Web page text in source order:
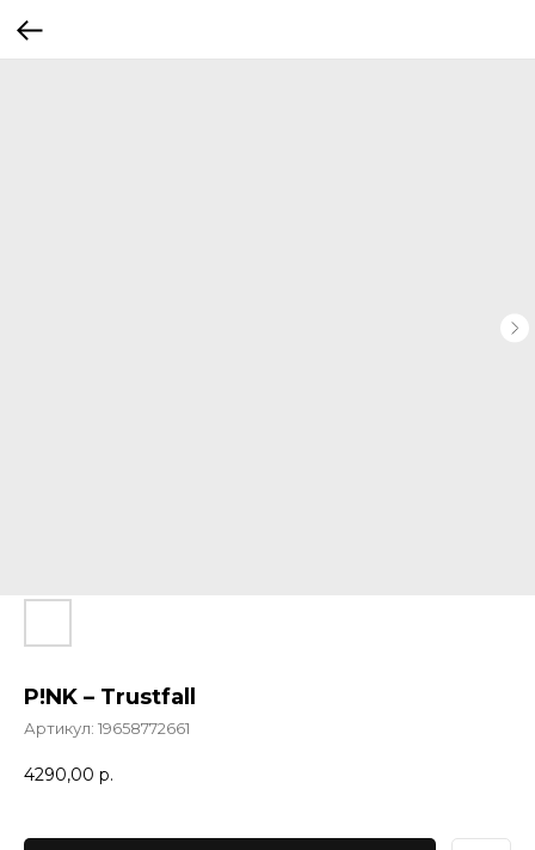
P!NK – Trustfall
Артикул: 19658772661
4290,00 р.